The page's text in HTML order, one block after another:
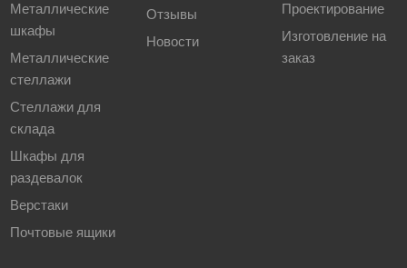
Металлические
шкафы
Металлические
стеллажи
Стеллажи для
склада
Шкафы для
раздевалок
Верстаки
Почтовые ящики
Отзывы
Новости
Проектирование
Изготовление на
заказ